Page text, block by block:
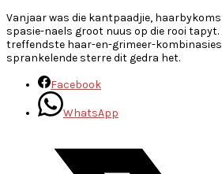
Vanjaar was die kantpaadjie,
spasie-naels groot nuus op die rooi tapyt.
treffendste haar-en-grimeer-kombinasies
sprankelende sterre dit gedra het.
Facebook
WhatsApp